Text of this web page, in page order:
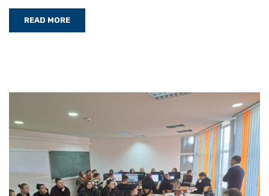
READ MORE